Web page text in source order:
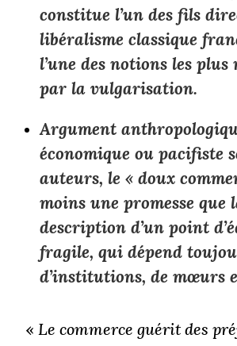
constitue l’un des fils
libéralisme classique
l’une des notions les plus
par la vulgarisation.
Argument
économique ou pacifiste
auteurs, le « doux
moins une promesse que
description d’un point
fragile, qui dépend
d’institutions, de mœurs
« Le commerce guérit des